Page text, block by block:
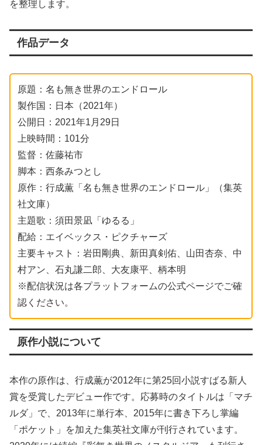
を整理します。
作品データ
原題：名も無き世界のエンドロール
製作国：日本（2021年）
公開日：2021年1月29日
上映時間：101分
監督：佐藤祐市
脚本：西条みつとし
原作：行成薫「名も無き世界のエンドロール」（集英
社文庫）
主題歌：須田景凪「ゆるる」
配給：エイベックス・ピクチャーズ
主要キャスト：岩田剛典、新田真剣佑、山田杏奈、中
村アン、石丸謙二郎、大友康平、柄本明
※配信状況は各プラットフォームの公式ページでご確
認ください。
原作小説について
本作の原作は、行成薫が2012年に第25回小説すばる新人
賞を受賞したデビュー作です。応募時のタイトルは「マチ
ルダ」で、2013年に単行本、2015年に書き下ろし掌編
「ポケット」を加えた集英社文庫が刊行されています。